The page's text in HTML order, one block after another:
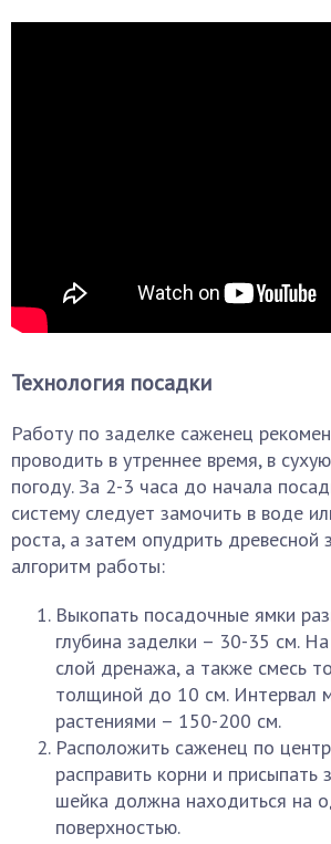
Технология посадки
Работу по заделке саженец
проводить в утреннее время, в
погоду. За 2-3 часа до начала
систему следует замочить в воде
роста, а затем опудрить древесной
алгоритм работы:
Выкопать посадочные ямки
глубина заделки – 30-35 см.
слой дренажа, а также смесь
толщиной до 10 см. Интервал
растениями – 150-200 см.
Расположить саженец по
расправить корни и присыпать
шейка должна находиться на
поверхностью.